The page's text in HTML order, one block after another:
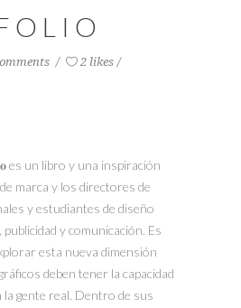
2 likes
es un libro y una inspiración
marca y los directores de
y estudiantes de diseño
y comunicación. Es
esta nueva dimensión
deben tener la capacidad
la gente real. Dentro de sus